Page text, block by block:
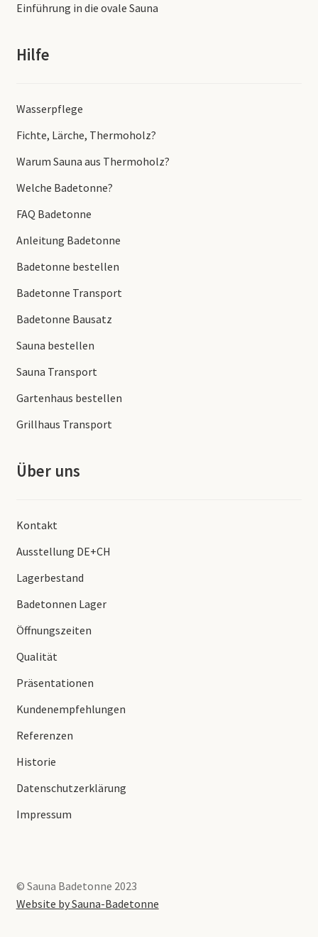
Einführung in die ovale Sauna
Hilfe
Wasserpflege
Fichte, Lärche, Thermoholz?
Warum Sauna aus Thermoholz?
Welche Badetonne?
FAQ Badetonne
Anleitung Badetonne
Badetonne bestellen
Badetonne Transport
Badetonne Bausatz
Sauna bestellen
Sauna Transport
Gartenhaus bestellen
Grillhaus Transport
Über uns
Kontakt
Ausstellung DE+CH
Lagerbestand
Badetonnen Lager
Öffnungszeiten
Qualität
Präsentationen
Kundenempfehlungen
Referenzen
Historie
Datenschutzerklärung
Impressum
© Sauna Badetonne 2023
Website by Sauna-Badetonne